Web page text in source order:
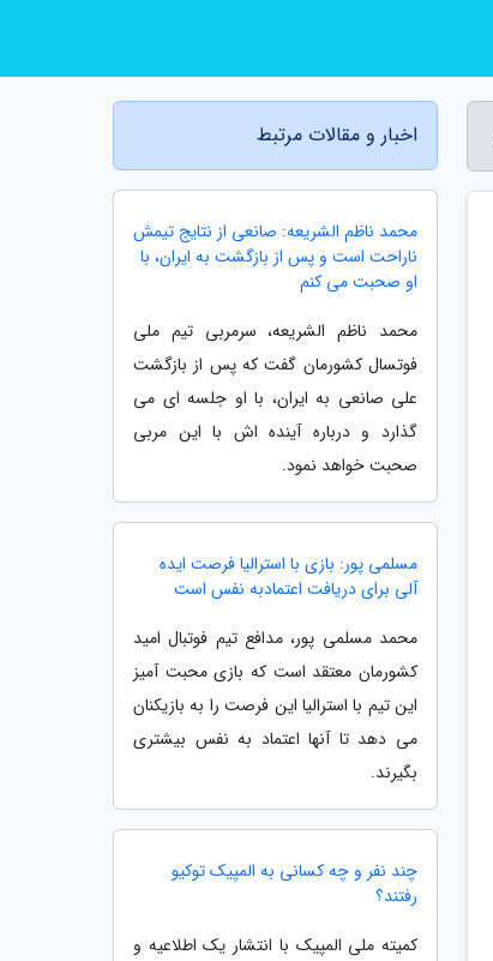
اخبار و مقالات مرتبط
محمد ناظم الشریعه: صانعی از نتایج تیمش
ناراحت است و پس از بازگشت به ایران، با
او صحبت می کنم
محمد ناظم الشریعه، سرمربی تیم ملی
فوتسال کشورمان گفت که پس از بازگشت
علی صانعی به ایران، با او جلسه ای می
گذارد و درباره آینده اش با این مربی
صحبت خواهد نمود.
مسلمی پور: بازی با استرالیا فرصت ایده
آلی برای دریافت اعتمادبه نفس است
محمد مسلمی پور، مدافع تیم فوتبال امید
کشورمان معتقد است که بازی محبت آمیز
این تیم با استرالیا این فرصت را به بازیکنان
می دهد تا آنها اعتماد به نفس بیشتری
بگیرند.
چند نفر و چه کسانی به المپیک توکیو
رفتند؟
کمیته ملی المپیک با انتشار یک اطلاعیه و